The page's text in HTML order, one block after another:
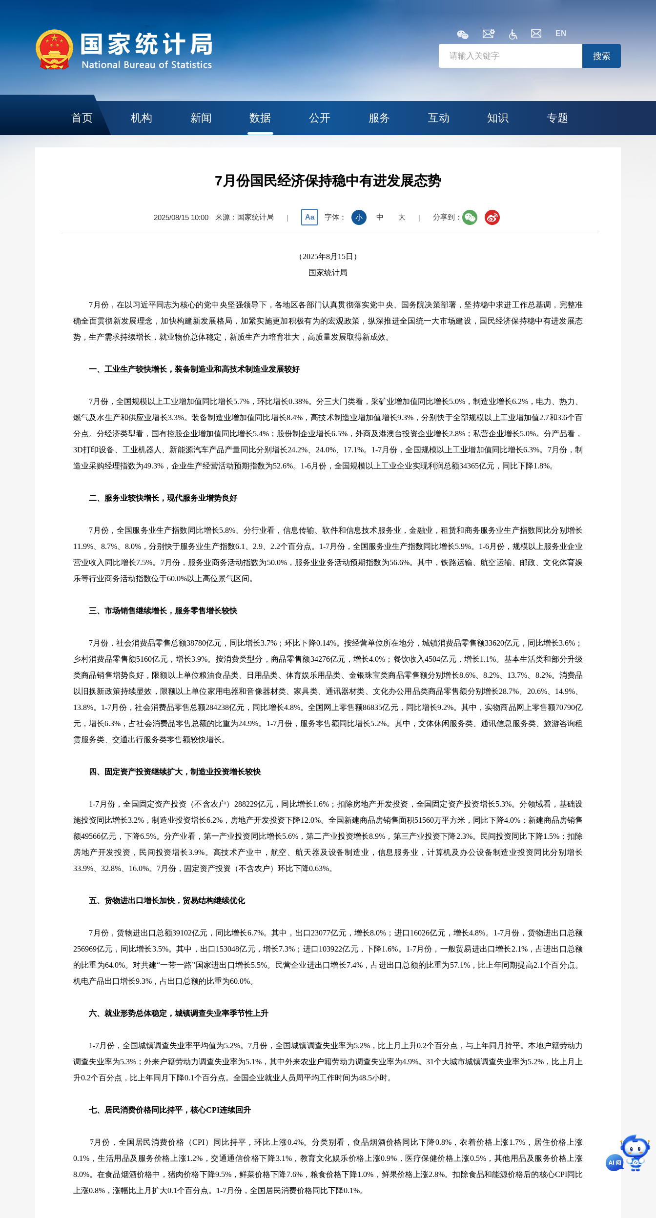
EN
搜索
首页 机构 新闻 数据 公开 服务 互动 知识 专题
7月份国民经济保持稳中有进发展态势
2025/08/15 10:00 来源：国家统计局 | Aa 字体： 小 中 大 | 分享到：
（2025年8月15日）
国家统计局
7 月份，在以习近平同志为核心的党中央坚强领导下，各地区各部门认真贯彻落实党中央、国务院决策部署，坚持稳中求进工作总基调，完整准
确全面贯彻新发展理念，加快构建新发展格局，加紧实施更加积极有为的宏观政策，纵深推进全国统一大市场建设，国民经济保持稳中有进发展态
势，生产需求持续增长，就业物价总体稳定，新质生产力培育壮大，高质量发展取得新成效。
一、工业生产较快增长，装备制造业和高技术制造业发展较好
7月份，全国规模以上工业增加值同比增长5.7% ，环比增长0.38%。分三大门类看，采矿业增加值同比增长5.0% ，制造业增长6.2% ，电力、热力、
燃气及水生产和供应业增长3.3%。装备制造业增加值同比增长8.4%，高技术制造业增加值增长9.3%，分别快于全部规模以上工业增加值2.7和3.6个百
分点。分经济类型看，国有控股企业增加值同比增长5.4% ；股份制企业增长6.5% ，外商及港澳台投资企业增长2.8% ；私营企业增长5.0%。分产品看，
3D打印设备、工业机器人、新能源汽车产品产量同比分别增长24.2% 24.0%、 17.1%。 1-7月份，全国规模以上工业增加值同比增长6.3%。 7月份，制
造业采购经理指数为49.3% ，企业生产经营活动预期指数为52.6%。 1-6月份，全国规模以上工业企业实现利润总额34365亿元，同比下降1.8%。
二、服务业较快增长，现代服务业增势良好
7 月份，全国服务业生产指数同比增长5.8%。分行业看，信息传输、软件和信息技术服务业，金融业，租赁和商务服务业生产指数同比分别增长
11.9% 、8.7% 、8.0% ，分别快于服务业生产指数6.1 2.9、 2.2个百分点。 1-7月份，全国服务业生产指数同比增长5.9%。 1-6月份，规模以上服务业企业
营业收入同比增长7.5%。 7月份，服务业商务活动指数为50.0%，服务业业务活动预期指数为56.6%。其中，铁路运输、航空运输、邮政、文化体育娱
乐等行业商务活动指数位于60.0%以上高位景气区间。
三、市场销售继续增长，服务零售增长较快
7月份，社会消费品零售总额38780亿元，同比增长3.7% ；环比下降0.14%。按经营单位所在地分，城镇消费品零售额33620亿元，同比增长3.6% ；
乡村消费品零售额5160亿元，增长3.9%。按消费类型分，商品零售额34276亿元，增长4.0% ；餐饮收入4504亿元，增长1.1%。基本生活类和部分升级
类商品销售增势良好，限额以上单位粮油食品类、日用品类、体育娱乐用品类、金银珠宝类商品零售额分别增长8.6%、 8.2%、 13.7% 8.2%。消费品
以旧换新政策持续显效，限额以上单位家用电器和音像器材类、家具类、通讯器材类、文化办公用品类商品零售额分别增长28.7% 20.6%、 14.9%、
13.8%。 1-7月份，社会消费品零售总额284238亿元，同比增长4.8%。全国网上零售额86835亿元，同比增长9.2%。其中，实物商品网上零售额70790亿
元，增长6.3% ，占社会消费品零售总额的比重为24.9%。 1-7月份，服务零售额同比增长5.2%。其中，文体休闲服务类、通讯信息服务类、旅游咨询租
赁服务类、交通出行服务类零售额较快增长。
四、固定资产投资继续扩大，制造业投资增长较快
1-7 月份，全国固定资产投资（不含农户） 288229亿元，同比增长1.6% ；扣除房地产开发投资，全国固定资产投资增长5.3%。分领域看，基础设
施投资同比增长3.2% ，制造业投资增长6.2% ，房地产开发投资下降12.0%。全国新建商品房销售面积51560万平方米，同比下降4.0% ；新建商品房销售
额49566亿元，下降6.5%。分产业看，第一产业投资同比增长5.6% ，第二产业投资增长8.9% ，第三产业投资下降2.3%。民间投资同比下降1.5%；扣除
房地产开发投资，民间投资增长3.9%。高技术产业中，航空、航天器及设备制造业，信息服务业，计算机及办公设备制造业投资同比分别增长
33.9%
32.8% 16.0%。 7月份，固定资产投资（不含农户）环比下降0.63%。
五、货物进出口增长加快，贸易结构继续优化
7 月份，货物进出口总额39102亿元，同比增长6.7%。其中，出口23077亿元，增长8.0% ；进口16026亿元，增长4.8%。 1-7月份，货物进出口总额
256969亿元，同比增长3.5%。其中，出口153048亿元，增长7.3% ；进口103922亿元，下降1.6%。 1-7月份，一般贸易进出口增长2.1%，占进出口总额
的比重为64.0%。对共建“一带一路”国家进出口增长5.5%。民营企业进出口增长7.4%，占进出口总额的比重为57.1%，比上年同期提高2.1个百分点。
机电产品出口增长9.3% ，占出口总额的比重为60.0%。
六、就业形势总体稳定，城镇调查失业率季节性上升
1-7月份，全国城镇调查失业率平均值为5.2%。 7月份，全国城镇调查失业率为5.2%，比上月上升0.2个百分点，与上年同月持平。本地户籍劳动力
调查失业率为5.3% ；外来户籍劳动力调查失业率为5.1% ，其中外来农业户籍劳动力调查失业率为4.9%。 31个大城市城镇调查失业率为5.2% ，比上月上
升0.2个百分点，比上年同月下降0.1个百分点。全国企业就业人员周平均工作时间为48.5小时。
七、居民消费价格同比持平，核心CPI连续回升
7月份，全国居民消费价格（CPI）同比持平，环比上涨0.4%。分类别看，食品烟酒价格同比下降0.8%，衣着价格上涨1.7% ，居住价格上涨
0.1% ，生活用品及服务价格上涨1.2% ，交通通信价格下降3.1%，教育文化娱乐价格上涨0.9% ，医疗保健价格上涨0.5%，其他用品及服务价格上涨
8.0%。在食品烟酒价格中，猪肉价格下降9.5%，鲜菜价格下降7.6%，粮食价格下降1.0% ，鲜果价格上涨2.8%。扣除食品和能源价格后的核心CPI同比
上涨0.8% ，涨幅比上月扩大0.1个百分点。 1-7月份，全国居民消费价格同比下降0.1%。